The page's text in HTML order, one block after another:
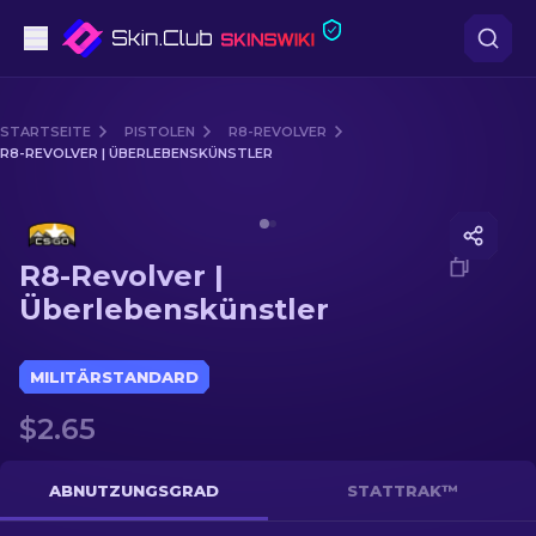
Mittelklasse
Gewehr
Scharfschützengewehr
Handschuh
Andere
STARTSEITE PISTOLEN
R8-REVOLVER
R8-REVOLVER | ÜBERLEBENSKÜNSTLER
R8-Revolver |
Überlebenskünstler
MILITÄRSTANDARD
$2.65
ABNUTZUNGSGRAD STATTRAK™